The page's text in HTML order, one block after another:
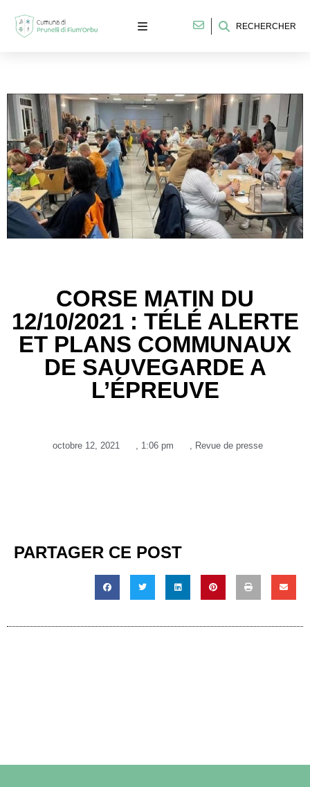
RECHERCHER
CORSE MATIN DU
12/10/2021 : TÉLÉ ALERTE
ET PLANS COMMUNAUX
DE SAUVEGARDE A
L’ÉPREUVE
octobre 12, 2021 1:06 pm Revue de presse
PARTAGER CE POST